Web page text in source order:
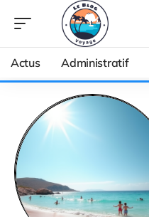
Actus Administratif